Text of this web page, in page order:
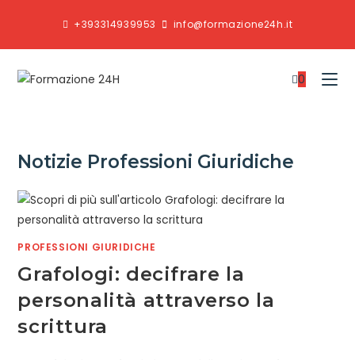
+393314939953 info@formazione24h.it
0
Notizie Professioni Giuridiche
PROFESSIONI GIURIDICHE
Grafologi: decifrare la
personalità attraverso la
scrittura